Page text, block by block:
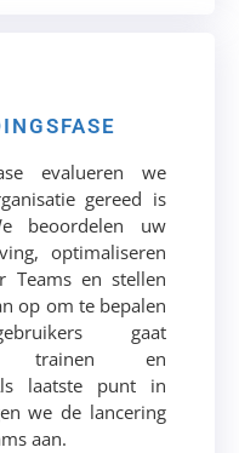
evalueren we
gereed is
beoordelen uw
optimaliseren
Teams en stellen
op om te bepalen
gaat
trainen en
laatste punt in
we de lancering
aan.